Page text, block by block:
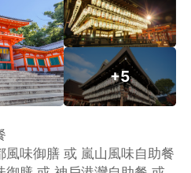
建構而成，為日本最大的木造建
樸之美盡收眼底。
說法，如今大多數人的說法，是因
塔》得名。
居構成的神祕通道最讓人印象深
特風景的代表。
+5
風味御膳 或 嵐山風味自助餐